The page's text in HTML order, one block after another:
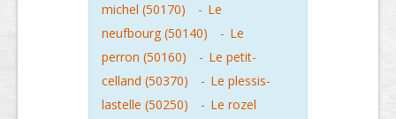
michel (50170)
- Le
neufbourg (50140)
- Le
perron (50160)
- Le petit-
celland (50370)
- Le plessis-
lastelle (50250)
- Le rozel